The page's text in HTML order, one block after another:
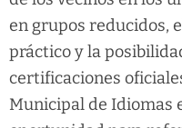
en grupos reducidos,
práctico y la
certificaciones
Municipal de Idiomas